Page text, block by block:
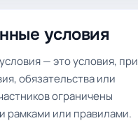
условия
— это условия, при
обязательства или
ограничены
рамками или правилами.